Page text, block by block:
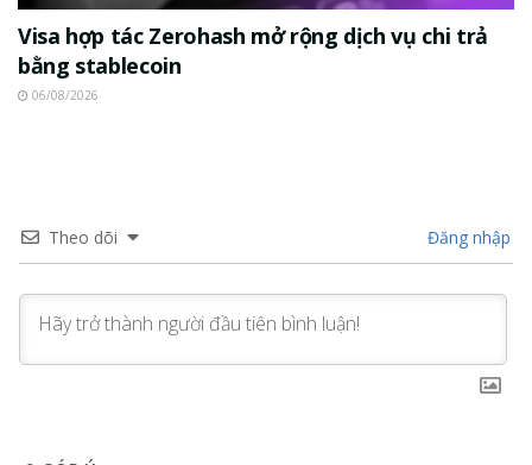
Visa hợp tác Zerohash mở rộng dịch vụ chi trả
bằng stablecoin
06/08/2026
Theo dõi Đăng nhập